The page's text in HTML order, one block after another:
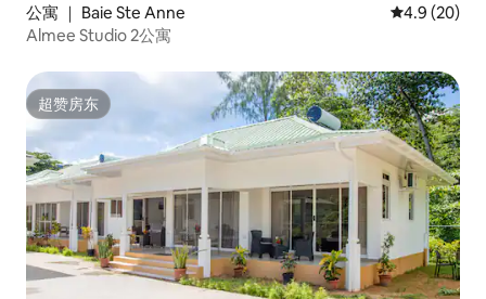
公寓 ｜ Baie Ste Anne 平均评分
4.9 (20)
Almee Studio 2公寓
超赞房东
超赞房东